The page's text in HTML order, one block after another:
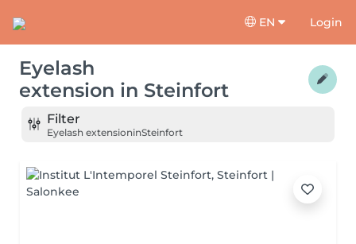
EN Login
Eyelash
extension in Steinfort
Filter
Eyelash extensioninSteinfort